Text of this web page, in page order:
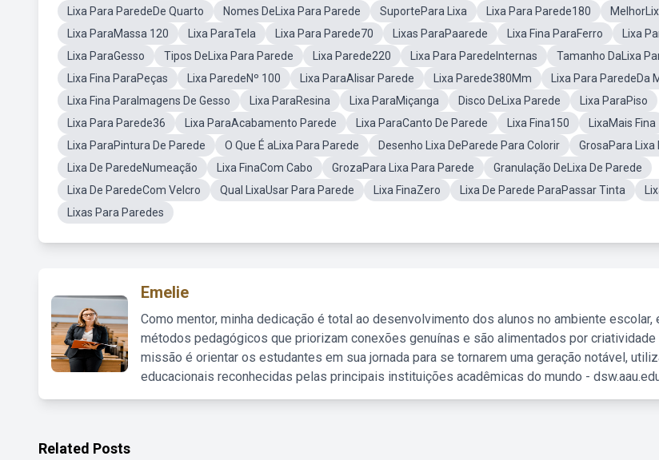
Lixa Para ParedeDe Quarto
Nomes DeLixa Para Parede SuportePara Lixa Lixa Para Parede180
Lixa ParaMassa 120
Lixa ParaTela Lixa Para Parede70 Lixas ParaPaarede Lixa Fina ParaFerro
Lixa
Lixa ParaGesso
Tipos DeLixa Para Parede Lixa Parede220 Lixa Para ParedeInternas
Tamanho DaLixa
Lixa Fina ParaPeças
Lixa ParedeNº 100 Lixa ParaAlisar Parede Lixa Parede380Mm
Lixa Para ParedeDa
Lixa Fina ParaImagens De Gesso
Lixa ParaResina Lixa ParaMiçanga Disco DeLixa Parede
Lixa ParaPiso
Lixa Para Parede36
Lixa ParaAcabamento Parede Lixa ParaCanto De Parede Lixa Fina150
LixaMais Fina
Lixa ParaPintura De Parede
O Que É aLixa Para Parede Desenho Lixa DeParede Para Colorir
GrosaPara Lixa
Lixa De ParedeNumeação
Lixa FinaCom Cabo GrozaPara Lixa Para Parede
Granulação DeLixa De Parede
Lixa De ParedeCom Velcro
Qual LixaUsar Para Parede Lixa FinaZero Lixa De Parede ParaPassar Tinta
Lixas Para Paredes
Emelie
Como mentor, minha dedicação é total ao desenvolvimento dos alunos no ambiente escolar,
métodos pedagógicos que priorizam conexões genuínas e são alimentados por criatividade
missão é orientar os estudantes em sua jornada para se tornarem uma geração notável,
educacionais reconhecidas pelas principais instituições acadêmicas do mundo -
Related Posts